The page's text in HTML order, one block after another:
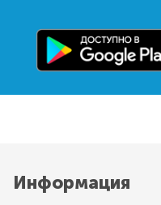
Информация